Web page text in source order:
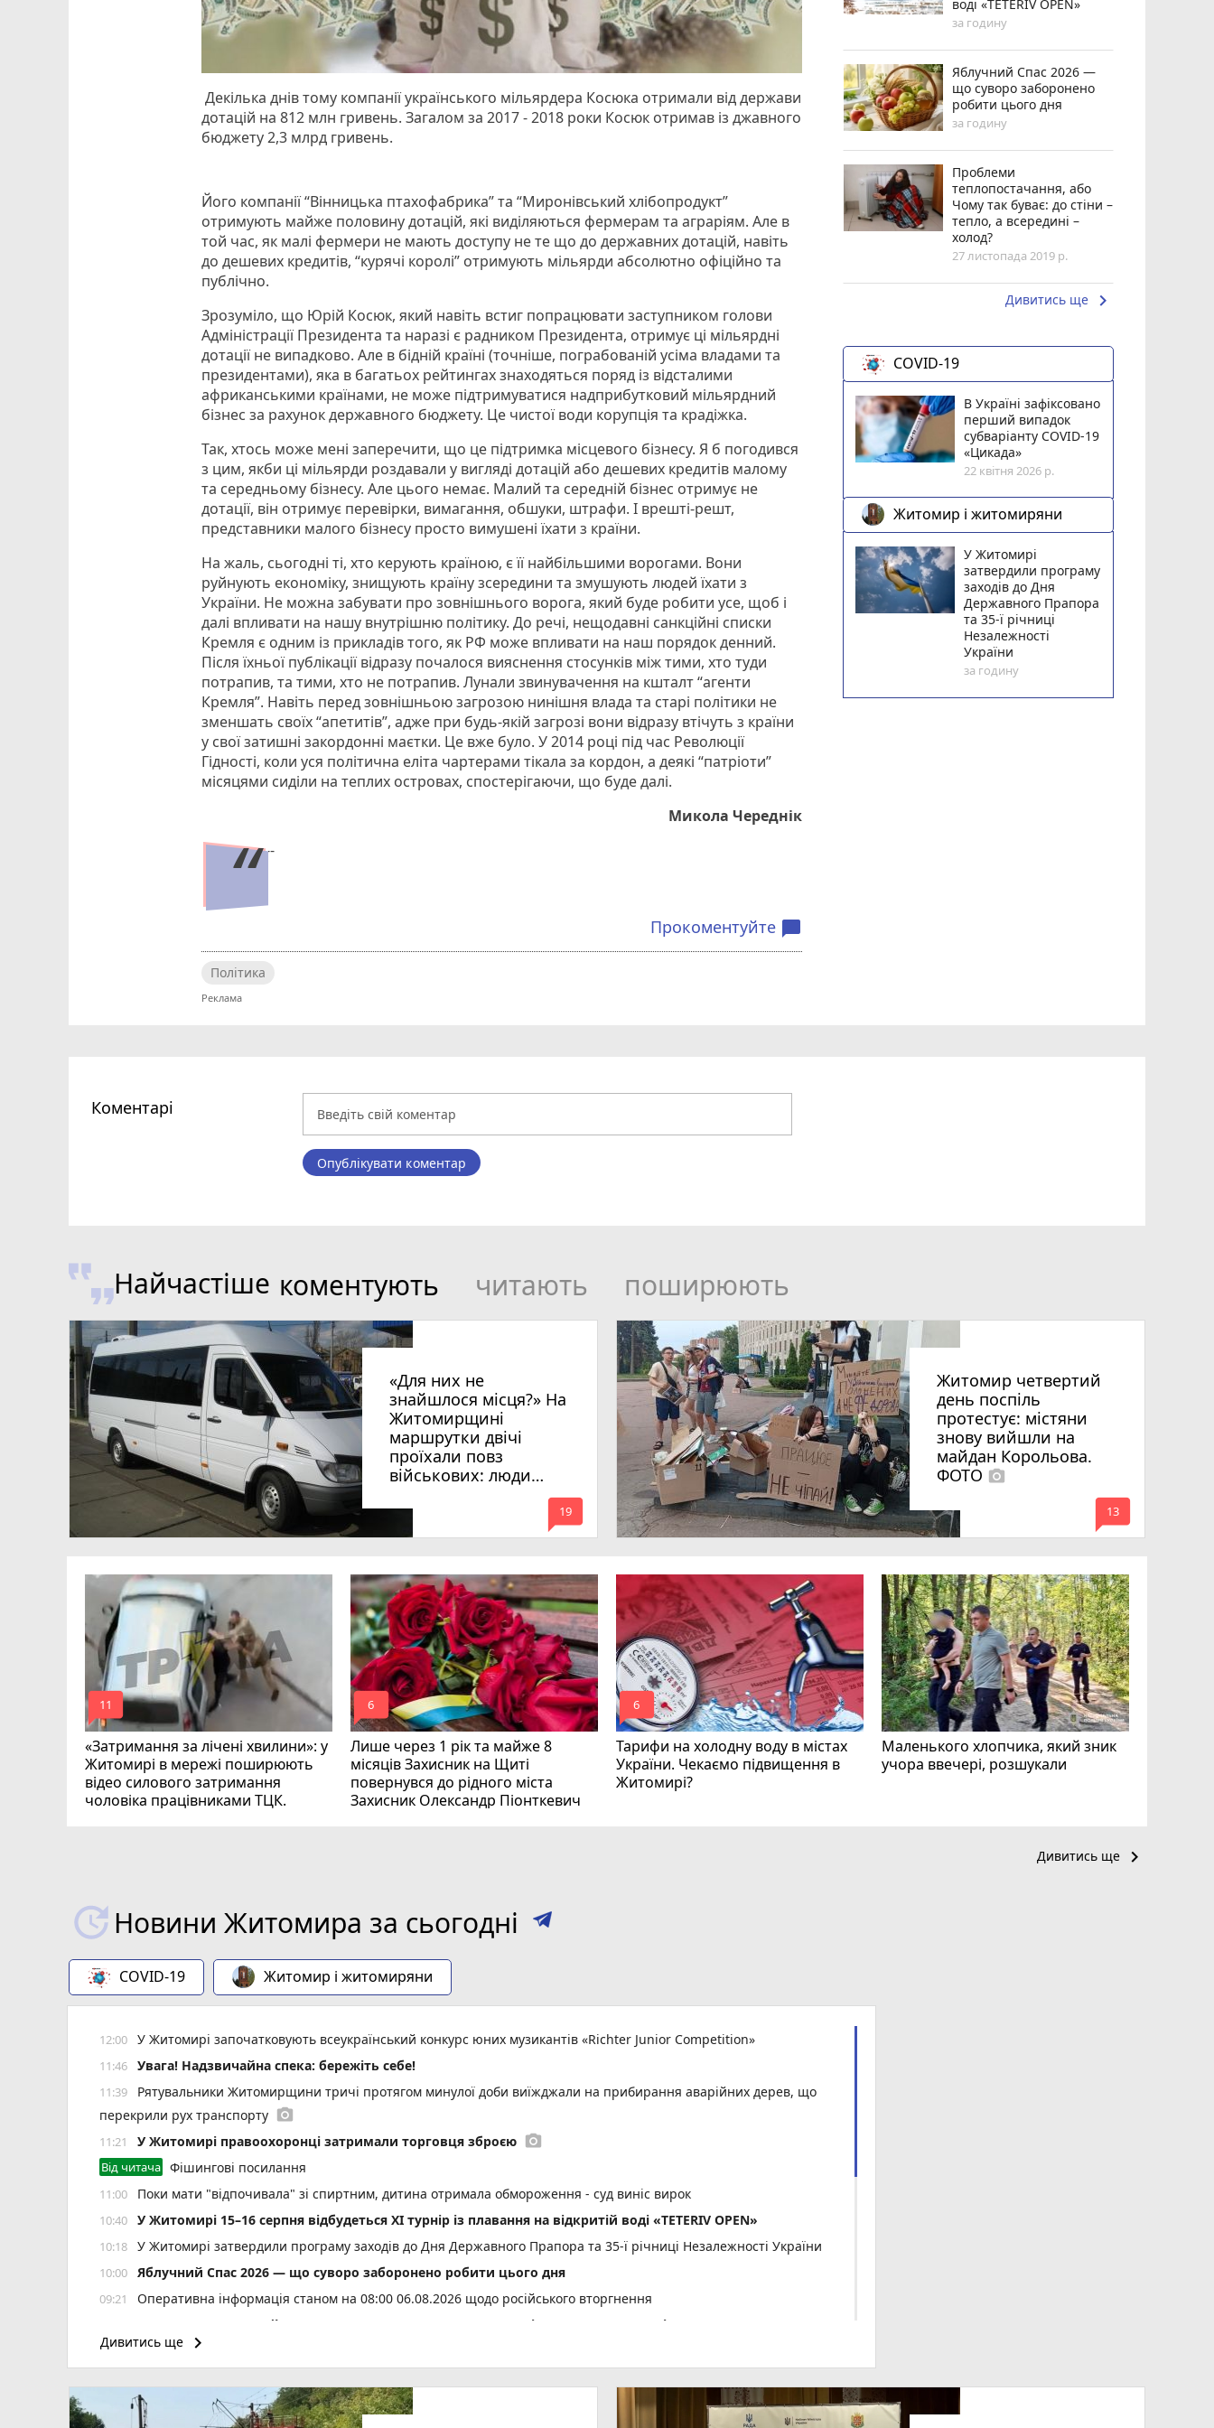
Декілька днів тому компанії українського мільярдера Косюка отримали від держави
дотацій на 812 млн гривень. Загалом за 2017 - 2018 роки Косюк отримав із джавного
бюджету 2,3 млрд гривень.
Його компанії “Вінницька птахофабрика” та “Миронівський хлібопродукт”
отримують майже половину дотацій, які виділяються фермерам та аграріям. Але в
той час, як малі фермери не мають доступу не те що до державних дотацій, навіть
до дешевих кредитів, “курячі королі” отримують мільярди абсолютно офіційно та
публічно.
Зрозуміло, що Юрій Косюк, який навіть встиг попрацювати заступником голови
Адміністрації Президента та наразі є радником Президента, отримує ці мільярдні
дотації не випадково. Але в бідній країні (точніше, пограбованій усіма владами та
президентами), яка в багатьох рейтингах знаходяться поряд із відсталими
африканськими країнами, не може підтримуватися надприбутковий мільярдний
бізнес за рахунок державного бюджету. Це чистої води корупція та крадіжка.
Так, хтось може мені заперечити, що це підтримка місцевого бізнесу. Я б погодився
з цим, якби ці мільярди роздавали у вигляді дотацій або дешевих кредитів малому
та середньому бізнесу. Але цього немає. Малий та середній бізнес отримує не
дотації, він отримує перевірки, вимагання, обшуки, штрафи. І врешті-решт,
представники малого бізнесу просто вимушені їхати з країни.
На жаль, сьогодні ті, хто керують країною, є її найбільшими ворогами. Вони
руйнують економіку, знищують країну зсередини та змушують людей їхати з
України. Не можна забувати про зовнішнього ворога, який буде робити усе, щоб і
далі впливати на нашу внутрішню політику. До речі, нещодавні санкційні списки
Кремля є одним із прикладів того, як РФ може впливати на наш порядок денний.
Після їхньої публікації відразу почалося вияснення стосунків між тими, хто туди
потрапив, та тими, хто не потрапив. Лунали звинувачення на кшталт “агенти
Кремля”. Навіть перед зовнішньою загрозою нинішня влада та старі політики не
зменшать своїх “апетитів”, адже при будь-якій загрозі вони відразу втічуть з країни
у свої затишні закордонні маєтки. Це вже було. У 2014 році під час Революції
Гідності, коли уся політична еліта чартерами тікала за кордон, а деякі “патріоти”
місяцями сиділи на теплих островах, спостерігаючи, що буде далі.
Микола Череднік
--
Прокоментуйте chat_bubble
Політика
воді «TETERIV OPEN»
за годину
Яблучний Спас 2026 —
що суворо заборонено
робити цього дня
за годину
Проблеми
теплопостачання, або
Чому так буває: до стіни –
тепло, а всередині –
холод?
27 листопада 2019 р.
Дивитись ще keyboard_arrow_right
COVID-19
В Україні зафіксовано
перший випадок
субваріанту COVID-19
«Цикада»
22 квітня 2026 р.
Житомир і житомиряни
У Житомирі
затвердили програму
заходів до Дня
Державного Прапора
та 35-ї річниці
Незалежності
України
за годину
Коментарі
Опублікувати коментар
Найчастіше коментують читають поширюють
«Для них не
знайшлося місця?» На
Житомирщині
маршрутки двічі
проїхали повз
військових: люди
вимагають покарати
винних
mode_comment
19
Житомир четвертий
день поспіль
протестує: містяни
знову вийшли на
майдан Корольова.
ФОТО photo_camera
mode_comment
13
«Затримання за лічені хвилини»: у
Житомирі в мережі поширюють
відео силового затримання
чоловіка працівниками ТЦК.
mode_comment
11
Лише через 1 рік та майже 8
місяців Захисник на Щиті
повернувся до рідного міста
Захисник Олександр Піонткевич
mode_comment
6
Тарифи на холодну воду в містах
України. Чекаємо підвищення в
Житомирі?
mode_comment
6
Маленького хлопчика, який зник
учора ввечері, розшукали
Дивитись ще keyboard_arrow_right
Новини Житомира за сьогодні
COVID-19 Житомир і житомиряни
12:00 У Житомирі започатковують всеукраїнський конкурс юних музикантів «Richter Junior Competition»
11:46 Увага! Надзвичайна спека: бережіть себе!
11:39
Рятувальники Житомирщини тричі протягом минулої доби виїжджали на прибирання аварійних дерев, що
перекрили рух транспорту photo_camera
11:21 У Житомирі правоохоронці затримали торговця зброєю photo_camera
Від читача Фішингові посилання
11:00 Поки мати "відпочивала" зі спиртним, дитина отримала обмороження - суд виніс вирок
10:40 У Житомирі 15–16 серпня відбудеться XI турнір із плавання на відкритій воді «TETERIV OPEN»
10:18 У Житомирі затвердили програму заходів до Дня Державного Прапора та 35-ї річниці Незалежності України
10:00 Яблучний Спас 2026 — що суворо заборонено робити цього дня
09:21 Оперативна інформація станом на 08:00 06.08.2026 щодо російського вторгнення
6 серпня: все про цей день, яке церковне свято, прикмети і погода у Житомирі
17:54 Ветерани й ветеранки вже сформували понад 1 млн е-Посвідчень у Дії
Підрозділам ДСНС Житомирщини передали 15 одиниць нової спеціальної та службової техніки
Дивитись ще keyboard_arrow_right